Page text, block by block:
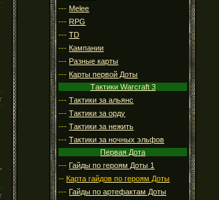
--- Melee
--- RPG
---TD
--- Кампании
--- Разные карты
--- Карты первой Доты
Тактики Warcraft 3
---Тактики за альянс
---Тактики за орду
---Тактики за нежить
---Тактики за ночных эльфов
Первая Дота
--- Гайды по героям Доты 1
-- Карта гайдов по героям Доты
--- Гайды по артефактам Доты